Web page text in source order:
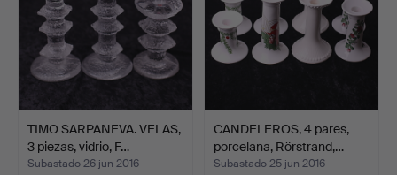
TIMO SARPANEVA. VELAS,
3 piezas, vidrio, F…
Subastado 26 jun 2016
CANDELEROS, 4 pares,
porcelana, Rörstrand,…
Subastado 25 jun 2016